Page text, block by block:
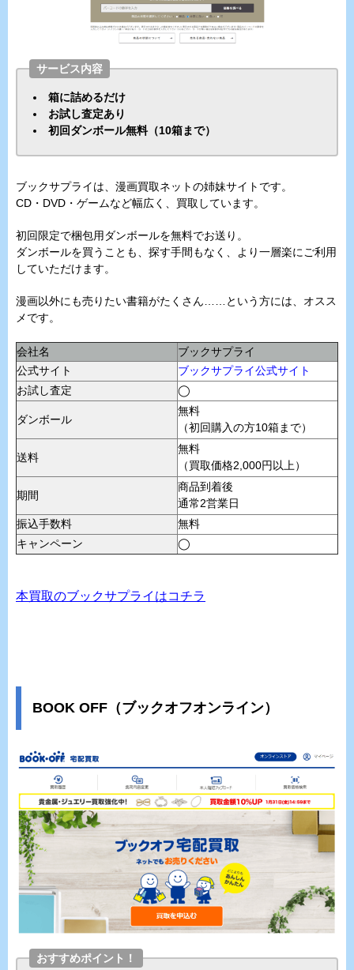
サービス内容
箱に詰めるだけ
お試し査定あり
初回ダンボール無料（10箱まで）
ブックサプライは、漫画買取ネットの姉妹サイトです。
CD・DVD・ゲームなど幅広く、買取しています。
初回限定で梱包用ダンボールを無料でお送り。
ダンボールを買うことも、探す手間もなく、より一層楽にご利用
していただけます。
漫画以外にも売りたい書籍がたくさん……という方には、オスス
メです。
会社名
ブックサプライ
公式サイト
ブックサプライ公式サイト
お試し査定
◯
ダンボール
無料
（初回購入の方10箱まで）
送料
無料
（買取価格2,000円以上）
期間
商品到着後
通常2営業日
振込手数料
無料
キャンペーン
◯
本買取のブックサプライはコチラ
BOOK OFF（ブックオフオンライン）
おすすめポイント！